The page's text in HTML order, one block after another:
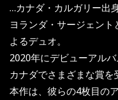
…カナダ・カルガリー出
ヨランダ・サージェント
よるデュオ。
2020年にデビューアル
カナダでさまざまな賞を
本作は、彼らの4枚目のア